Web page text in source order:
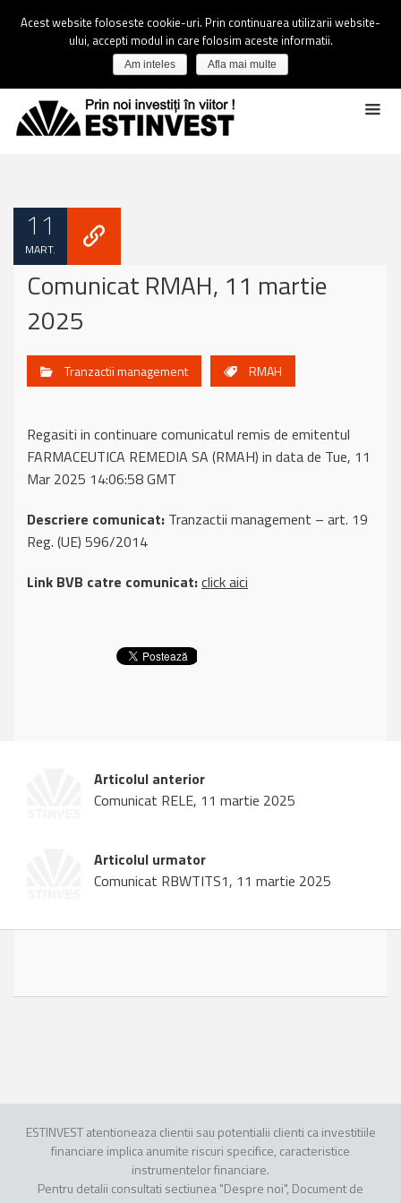
11
MART.
Comunicat RMAH, 11 martie
2025
Tranzactii management RMAH
Regasiti in continuare comunicatul remis de emitentul
FARMACEUTICA REMEDIA SA (RMAH) in data de Tue, 11
Mar 2025 14:06:58 GMT
Descriere comunicat: Tranzactii management – art. 19
Reg. (UE) 596/2014
Link BVB catre comunicat:click aici
Articolul anterior
Comunicat RELE, 11 martie 2025
Articolul urmator
Comunicat RBWTITS1, 11 martie 2025
ESTINVEST atentioneaza clientii sau potentialii clienti ca investitiile
financiare implica anumite riscuri specifice, caracteristice
instrumentelor financiare.
Pentru detalii consultati sectiunea "Despre noi", Document de
Acest website foloseste cookie-uri. Prin continuarea utilizarii website-
ului, accepti modul in care folosim aceste informatii.
Am inteles Afla mai multe